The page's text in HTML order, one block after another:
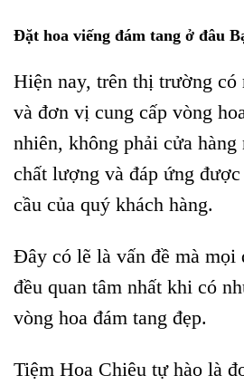
Đặt hoa viếng đám tang ở đâu
Hiện nay, trên thị trường có
và đơn vị cung cấp vòng
nhiên, không phải cửa hàng
chất lượng và đáp ứng
cầu của quý khách hàng.
Đây có lẽ là vấn đề mà mọi
đều quan tâm nhất khi có
vòng hoa đám tang đẹp.
Tiệm Hoa Chiêu tự hào là